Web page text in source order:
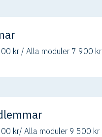
kr / Alla moduler 7 900 kr
kr/ Alla moduler 9 500 kr